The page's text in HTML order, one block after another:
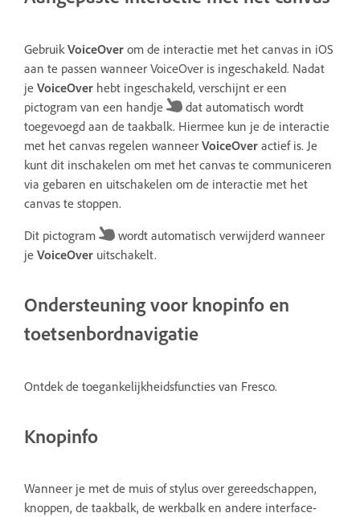
Gebruik VoiceOver om de interactie met het canvas in iOS
aan te passen wanneer VoiceOver is ingeschakeld. Nadat
je VoiceOver hebt ingeschakeld, verschijnt er een
pictogram van een handje
dat automatisch wordt
toegevoegd aan de taakbalk. Hiermee kun je de interactie
met het canvas regelen wanneer VoiceOver actief is. Je
kunt dit inschakelen om met het canvas te communiceren
via gebaren en uitschakelen om de interactie met het
canvas te stoppen.
Dit pictogram
wordt automatisch verwijderd wanneer
je VoiceOver uitschakelt.
Ondersteuning voor knopinfo en
toetsenbordnavigatie
Ontdek de toegankelijkheidsfuncties van Fresco.
Knopinfo
Wanneer je met de muis of stylus over gereedschappen,
knoppen, de taakbalk, de werkbalk en andere interface-